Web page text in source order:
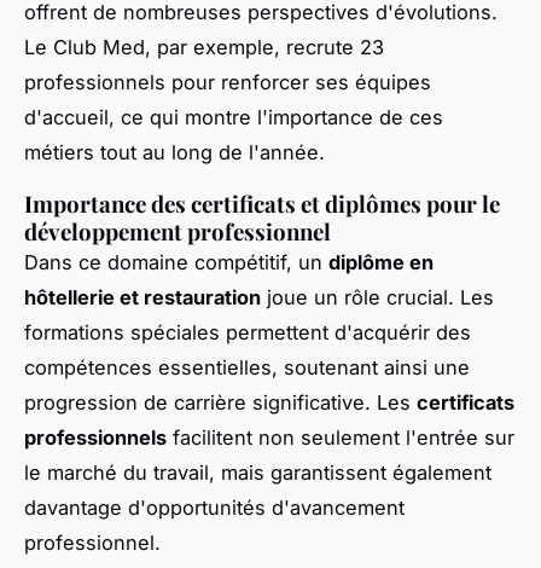
offrent de nombreuses perspectives d'évolutions.
Le Club Med, par exemple, recrute 23
professionnels pour renforcer ses équipes
d'accueil, ce qui montre l'importance de ces
métiers tout au long de l'année.
Importance des certificats et diplômes pour le
développement professionnel
Dans ce domaine compétitif, un diplôme en
hôtellerie et restauration joue un rôle crucial. Les
formations spéciales permettent d'acquérir des
compétences essentielles, soutenant ainsi une
progression de carrière significative. Les certificats
professionnels facilitent non seulement l'entrée sur
le marché du travail, mais garantissent également
davantage d'opportunités d'avancement
professionnel.